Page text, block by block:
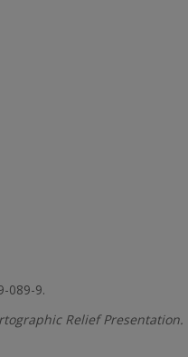
089-9.
Relief Presentation.